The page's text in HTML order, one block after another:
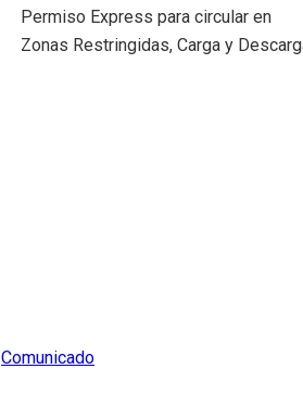
Permiso Express para circular en
Zonas Restringidas, Carga y
Comunicado